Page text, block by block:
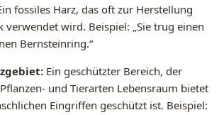
fossiles Harz, das oft zur Herstellung
verwendet wird. Beispiel: „Sie trug einen
Bernsteinring.“
Ein geschützter Bereich, der
und Tierarten Lebensraum bietet
Eingriffen geschützt ist. Beispiel: